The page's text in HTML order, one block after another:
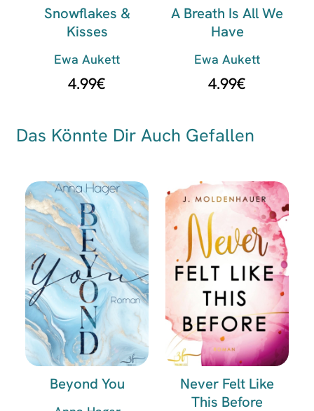
Snowflakes &
Kisses
Ewa Aukett
4.99€
A Breath Is All We
Have
Ewa Aukett
4.99€
Das Könnte Dir Auch Gefallen
Beyond You
Never Felt Like
This Before